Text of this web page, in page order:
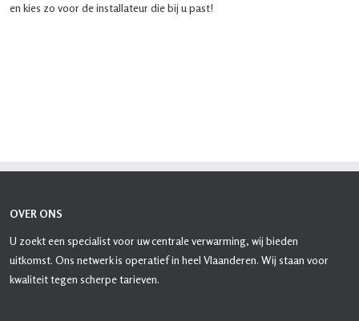
en kies zo voor de installateur die bij u past!
OVER ONS
U zoekt een specialist voor uw centrale verwarming, wij bieden
uitkomst. Ons netwerk is operatief in heel Vlaanderen. Wij staan voor
kwaliteit tegen scherpe tarieven.